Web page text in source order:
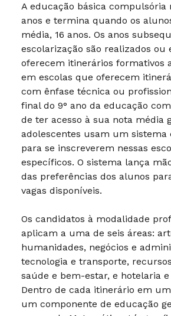
A educação básica compulsória
anos e termina quando os
média, 16 anos. Os anos
escolarização são realizados ou
oferecem itinerários formativos
em escolas que oferecem
com ênfase técnica ou
final do 9° ano da educação
de ter acesso à sua nota média
adolescentes usam um sistema
para se inscreverem nessas
específicos. O sistema lança
das preferências dos alunos
vagas disponíveis.
Os candidatos à modalidade
aplicam a uma de seis áreas:
humanidades, negócios e
tecnologia e transporte,
saúde e bem-estar, e hotelaria e
Dentro de cada itinerário em
um componente de educação